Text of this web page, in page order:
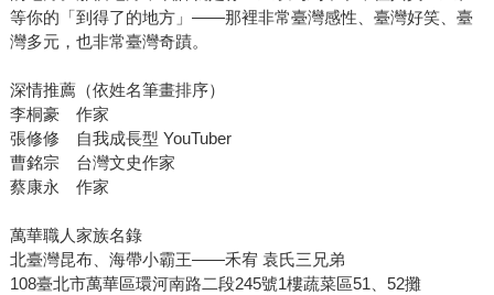
等你的「到得了的地方」——那裡非常臺灣感性、臺灣好笑、臺
灣多元，也非常臺灣奇蹟。
深情推薦（依姓名筆畫排序）
李桐豪 作家
張修修 自我成長型 YouTuber
曹銘宗 台灣文史作家
蔡康永 作家
萬華職人家族名錄
北臺灣昆布、海帶小霸王——禾宥 袁氏三兄弟
108臺北市萬華區環河南路二段245號1樓蔬菜區51、52攤